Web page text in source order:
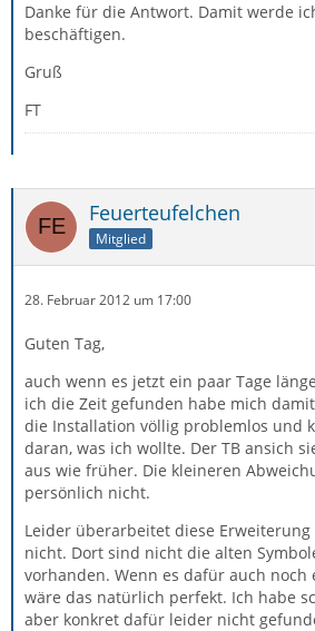
Danke für die Antwort. Damit werde
beschäftigen.
Gruß
FT
Feuerteufelchen
Mitglied
28. Februar 2012 um 17:00
Guten Tag,
auch wenn es jetzt ein paar Tage
ich die Zeit gefunden habe mich
die Installation völlig problemlos und
daran, was ich wollte. Der TB ansich
aus wie früher. Die kleineren
persönlich nicht.
Leider überarbeitet diese Erweiterung
nicht. Dort sind nicht die alten
vorhanden. Wenn es dafür auch noch
wäre das natürlich perfekt. Ich habe
aber konkret dafür leider nicht